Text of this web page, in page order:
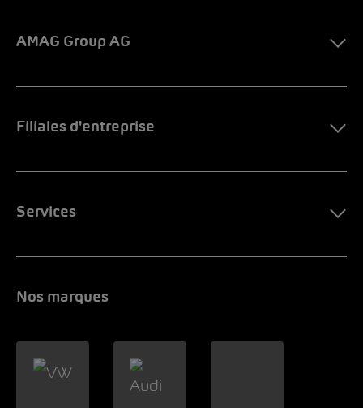
AMAG Group AG
Filiales d'entreprise
Services
Nos marques